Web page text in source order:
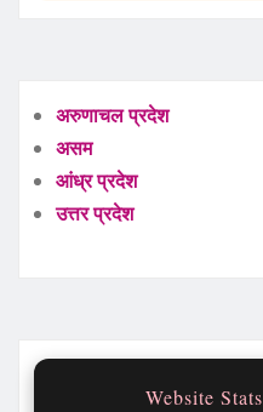
अरुणाचल प्रदेश
असम
आंध्र प्रदेश
उत्तर प्रदेश
Website Stats